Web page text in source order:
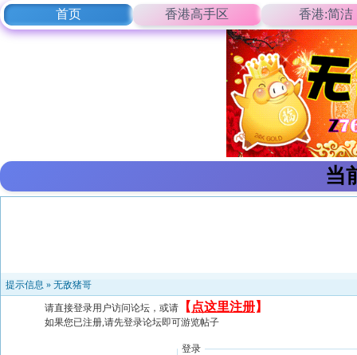
首页 香港高手区 香港:简洁
当
提示信息 » 无敌猪哥
请直接登录用户访问论坛，或请 【 点这里注册】
如果您已注册,请先登录论坛即可游览帖子
登录